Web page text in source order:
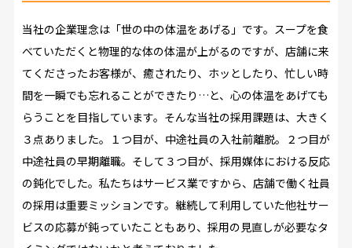
当社の企業理念は「世の中の体温をあげる」です。スープを食
べていただくと物理的な体の体温が上がるのですが、店舗に来
てくださったお客様が、癒されたり、ホッとしたり、忙しい時
間を一瞬でも忘れることができたり…と、心の体温をあげても
らうことを目指しています。そんな当社の採用課題は、大きく
３点ありました。１つ目が、中途社員の入社前離脱。２つ目が
中途社員の早期離職。そして３つ目が、採用媒体における反応
の鈍化でした。私たちはサービス業ですから、店舗で働く社員
の採用は重要ミッションです。継続して利用していた他社サー
ビスの応募が鈍っていたこともあり、採用の見直しが必要なタ